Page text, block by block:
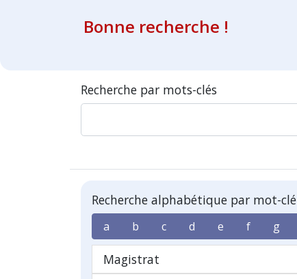
Bonne recherche !
Recherche par mots-clés
Recherche alphabétique par mot-clé
a b c d e f g
Magistrat